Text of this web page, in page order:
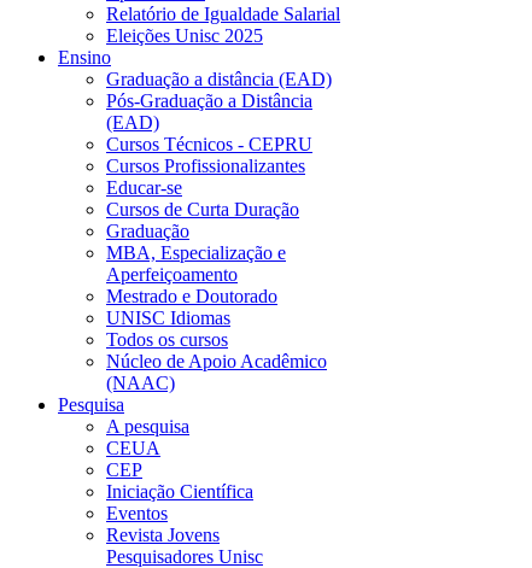
Relatório de Igualdade Salarial
Eleições Unisc 2025
Ensino
Graduação a distância (EAD)
Pós-Graduação a Distância
(EAD)
Cursos Técnicos - CEPRU
Cursos Profissionalizantes
Educar-se
Cursos de Curta Duração
Graduação
MBA, Especialização e
Aperfeiçoamento
Mestrado e Doutorado
UNISC Idiomas
Todos os cursos
Núcleo de Apoio Acadêmico
(NAAC)
Pesquisa
A pesquisa
CEUA
CEP
Iniciação Científica
Eventos
Revista Jovens
Pesquisadores Unisc